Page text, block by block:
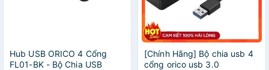
Hub USB ORICO 4 Cổng
FL01-BK - Bộ Chia USB
[Chính Hãng] Bộ chia usb 4
cổng orico usb 3.0